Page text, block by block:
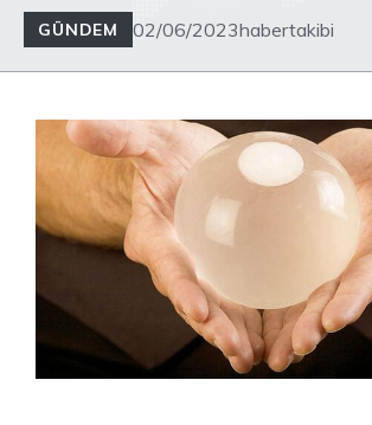
GÜNDEM 02/06/2023habertakibi